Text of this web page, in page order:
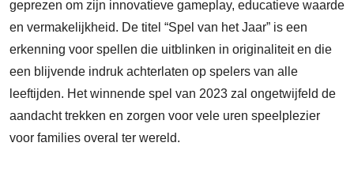
geprezen om zijn innovatieve gameplay, educatieve waarde
en vermakelijkheid. De titel “Spel van het Jaar” is een
erkenning voor spellen die uitblinken in originaliteit en die
een blijvende indruk achterlaten op spelers van alle
leeftijden. Het winnende spel van 2023 zal ongetwijfeld de
aandacht trekken en zorgen voor vele uren speelplezier
voor families overal ter wereld.